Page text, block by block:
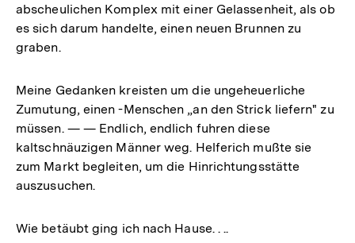
abscheulichen Komplex mit einer Gelassenheit, als ob
es sich darum handelte, einen neuen Brunnen zu
graben.
Meine Gedanken kreisten um die ungeheuerliche
Zumutung, einen -Menschen „an den Strick liefern" zu
müssen. — — Endlich, endlich fuhren diese
kaltschnäuzigen Männer weg. Helferich mußte sie
zum Markt begleiten, um die Hinrichtungsstätte
auszusuchen.
Wie betäubt ging ich nach Hause. . ..